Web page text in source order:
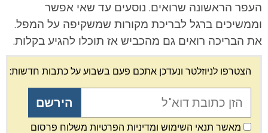
העפר הראשונה שרואים. נוסעים עד שאי אפשר
וממשיכים ברגל לבריכת מקורות שמשקיפה על המפל.
את הבריכה רואים גם מהכביש אז תוכלו להגיע בקלות.
הצטרפו לניוזלטר ונעדכן אתכם פעם בשבוע על כתבות חדשות:
מאשר תנאי השימוש ומדיניות הפרטיות משלוח פרסום